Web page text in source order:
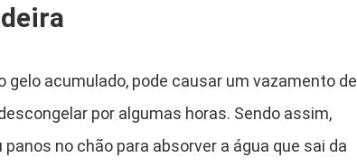
acumulado, pode causar um vazamento de
por algumas horas. Sendo assim,
no chão para absorver a água que sai da